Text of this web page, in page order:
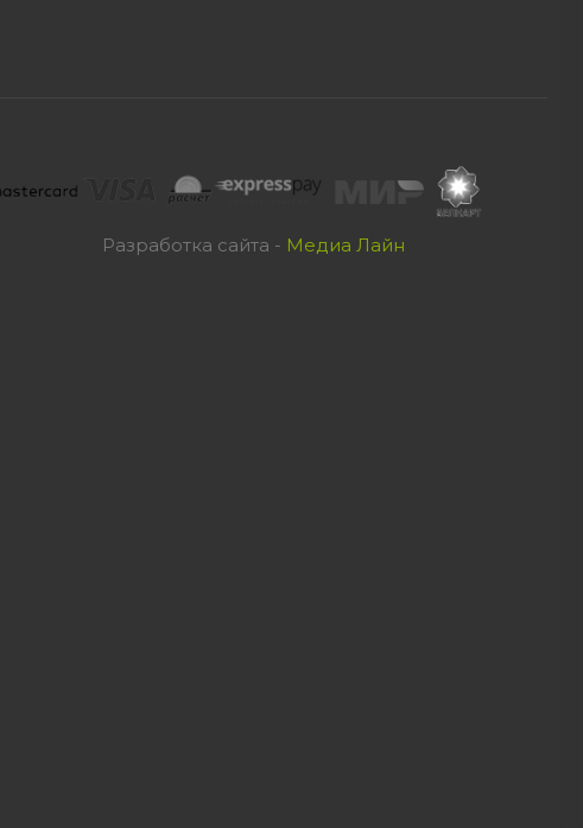
Разработка сайта - Медиа Лайн